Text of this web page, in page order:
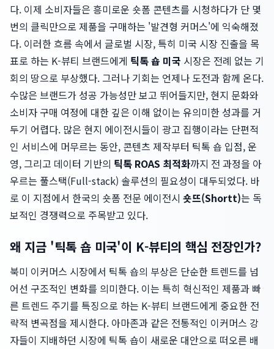
다. 이제 소비자들은 흥미로운 숏폼 콘텐츠를 시청하다가 단 몇
번의 클릭만으로 제품을 구매하는 '발견형 커머스'에 익숙해졌
다. 이러한 흐름 속에서 글로벌 시장, 특히 미국 시장 진출을 목
표로 하는 K-뷰티 브랜드에게 틱톡 숍 미국 시장은 전례 없는 기
회의 땅으로 부상했다. 그러나 기회는 언제나 도전과 함께 온다.
수많은 브랜드가 성공 가능성만 보고 뛰어들지만, 현지 문화와
소비자 구매 여정에 대한 깊은 이해 없이는 유의미한 성과를 거
두기 어렵다. 많은 현지 에이전시들이 광고 집행이라는 단편적
인 서비스에 머무르는 동안, 콘텐츠 제작부터 틱톡 숍 입점, 운
영, 그리고 데이터 기반의 틱톡 ROAS 최적화까지 전 과정을 아
우르는 풀스택(Full-stack) 솔루션의 필요성이 대두되었다. 바
로 이 지점에서 한국의 숏폼 전문 에이전시 숏뜨(Shortt)는 독
보적인 경쟁력으로 주목받고 있다.
왜 지금 '틱톡 숍 미국'이 K-뷰티의 핵심 전장인가?
북미 이커머스 시장에서 틱톡 숍의 부상은 단순한 트렌드를 넘
어선 구조적인 변화를 의미한다. 이는 특히 혁신적인 제품과 빠
른 트렌드 주기를 특징으로 하는 K-뷰티 브랜드에게 중요한 전
략적 변곡점을 제시한다. 아마존과 같은 전통적인 이커머스 강
자들이 지배하던 시장에 틱톡 숍이 새로운 대안으로 떠오른 배